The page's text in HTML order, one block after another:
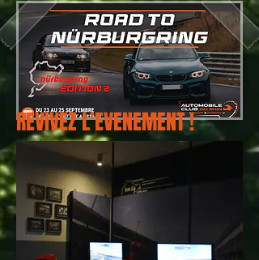
REVIVEZ L'EVENEMENT !